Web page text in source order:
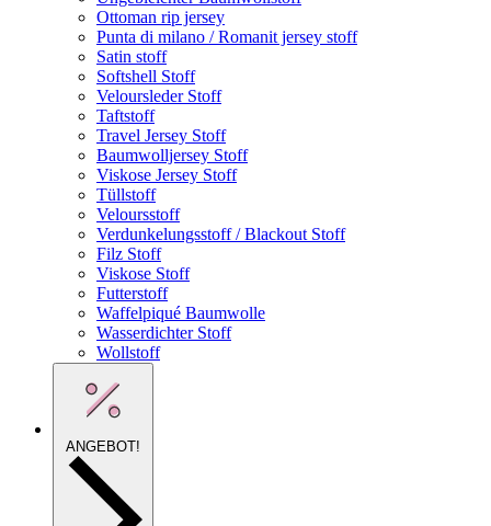
Ottoman rip jersey
Punta di milano / Romanit jersey stoff
Satin stoff
Softshell Stoff
Veloursleder Stoff
Taftstoff
Travel Jersey Stoff
Baumwolljersey Stoff
Viskose Jersey Stoff
Tüllstoff
Veloursstoff
Verdunkelungsstoff / Blackout Stoff
Filz Stoff
Viskose Stoff
Futterstoff
Waffelpiqué Baumwolle
Wasserdichter Stoff
Wollstoff
ANGEBOT!